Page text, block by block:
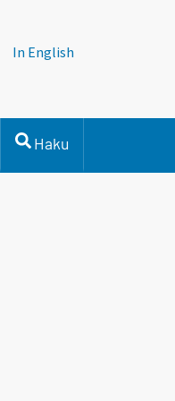
In English
Haku